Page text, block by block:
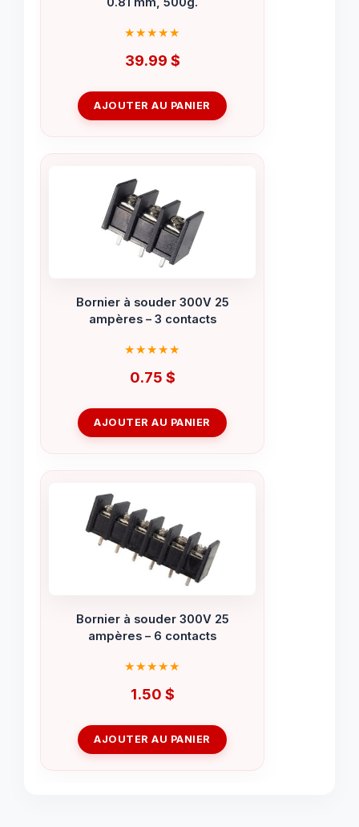
39.99 $
AJOUTER AU PANIER
Bornier à souder 300V 25
ampères – 3 contacts
0.75 $
AJOUTER AU PANIER
Bornier à souder 300V 25
ampères – 6 contacts
1.50 $
AJOUTER AU PANIER